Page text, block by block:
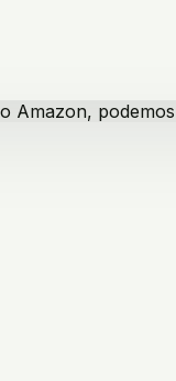
Amazon,